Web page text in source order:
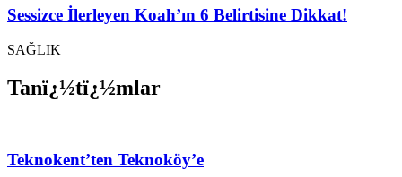
Sessizce İlerleyen Koah’ın 6 Belirtisine Dikkat!
SAĞLIK
Tanï¿½tï¿½mlar
Teknokent’ten Teknoköy’e